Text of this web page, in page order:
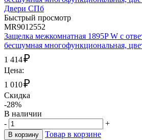
Быстрый просмотр
MR9012552
Защелка межкомнатная 1895P W с
бесшумная многофункциональная,
1 414₽
Цена:
1 010₽
Скидка
-28%
В наличии
-
+
В корзину Товар в корзине